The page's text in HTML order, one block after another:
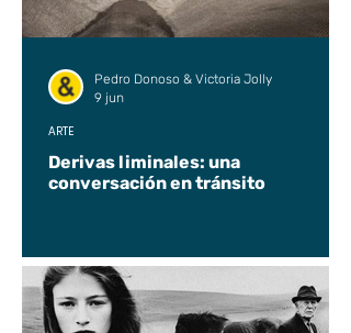
Derivas liminales: una
conversación en tránsito
ARTE
Pedro Donoso & Victoria Jolly
9 jun